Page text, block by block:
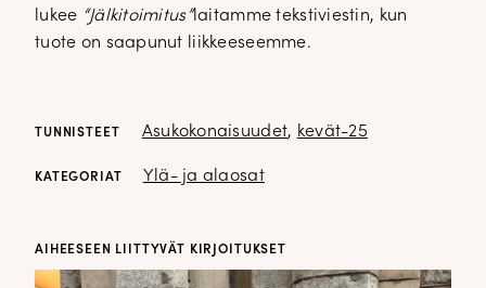
lukee “Jälkitoimitus”laitamme tekstiviestin, kun
tuote on saapunut liikkeeseemme.
TUNNISTEET Asukokonaisuudet, kevät-25
KATEGORIAT Ylä- ja alaosat
AIHEESEEN LIITTYVÄT KIRJOITUKSET